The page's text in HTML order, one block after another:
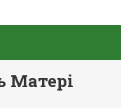
Матері